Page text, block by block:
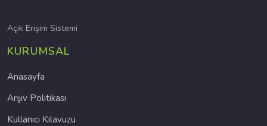
Açık Erişim Sistemi
KURUMSAL
Anasayfa
Arşiv Politikası
Kullanıcı Kılavuzu